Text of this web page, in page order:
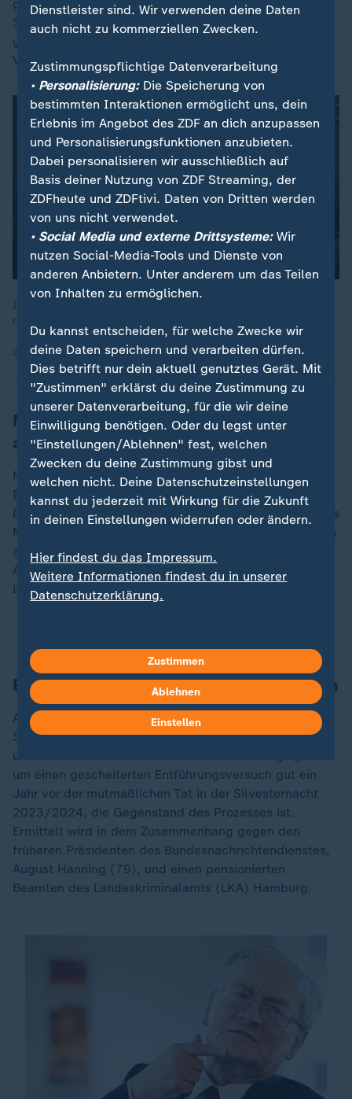
gegeben zu haben, was sie bestreitet. Die
Staatsanwaltschaft ermittelt zurzeit
gegen Block wegen des Verdachts der falschen
Verdächtigung und Verleumdung.
In einer emotionalen Aussage bestritt die angeklagte Mutter
die Vorwürfe.
25.07.2025 | 2:44 min
Mutmaßlicher Entführer könnte
aussagen
Nach Medienberichten ist einer der mutmaßlichen
Entführer, der in Israel lebt, zu einer Aussage bereit.
Die Staatsanwaltschaft bestätigte, dass ein Anwalt des
Mannes Kooperationsbereitschaft signalisiert habe. Ein
anderer Israeli, der als einziger der insgesamt sieben
Angeklagten in Untersuchungshaft sitzt, machte
bereits detaillierte Angaben zu der Rückholaktion.
Ermittlungen gegen Ex-BND-Präsidenten
Am Dienstag vergangener Woche hatte die Hamburger
Staatsanwaltschaft zudem 13 Objekte in Deutschland
und der Schweiz durchsuchen lassen. Dabei ging es
um einen gescheiterten Entführungsversuch gut ein
Jahr vor der mutmaßlichen Tat in der Silvesternacht
2023/2024, die Gegenstand des Prozesses ist.
Ermittelt wird in dem Zusammenhang gegen den
früheren Präsidenten des Bundesnachrichtendienstes,
August Hanning (79), und einen pensionierten
Beamten des Landeskriminalamts (LKA) Hamburg.
Dienstleister sind. Wir verwenden deine Daten
auch nicht zu kommerziellen Zwecken.
Zustimmungspflichtige Datenverarbeitung
• Personalisierung:Die Speicherung von
bestimmten Interaktionen ermöglicht uns, dein
Erlebnis im Angebot des ZDF an dich anzupassen
und Personalisierungsfunktionen anzubieten.
Dabei personalisieren wir ausschließlich auf
Basis deiner Nutzung von ZDF Streaming, der
ZDFheute und ZDFtivi. Daten von Dritten werden
von uns nicht verwendet.
• Social Media und externe Drittsysteme:Wir
nutzen Social-Media-Tools und Dienste von
anderen Anbietern. Unter anderem um das Teilen
von Inhalten zu ermöglichen.
Du kannst entscheiden, für welche Zwecke wir
deine Daten speichern und verarbeiten dürfen.
Dies betrifft nur dein aktuell genutztes Gerät. Mit
"Zustimmen" erklärst du deine Zustimmung zu
unserer Datenverarbeitung, für die wir deine
Einwilligung benötigen. Oder du legst unter
"Einstellungen/Ablehnen" fest, welchen
Zwecken du deine Zustimmung gibst und
welchen nicht. Deine Datenschutzeinstellungen
kannst du jederzeit mit Wirkung für die Zukunft
in deinen Einstellungen widerrufen oder ändern.
Hier findest du das Impressum.
Weitere Informationen findest du in unserer
Datenschutzerklärung.
Zustimmen
Ablehnen
Einstellen